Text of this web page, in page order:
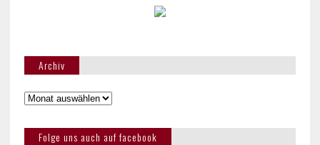
Archiv
Folge uns auch auf facebook